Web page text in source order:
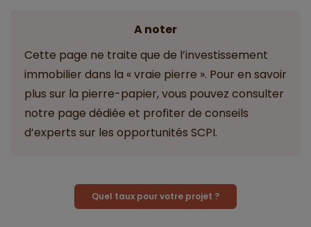
A noter
Cette page ne traite que de l’investissement
immobilier dans la « vraie pierre ». Pour en savoir
plus sur la pierre-papier, vous pouvez consulter
notre page dédiée et profiter de conseils
d’experts sur les opportunités SCPI.
Quel taux pour votre projet ?